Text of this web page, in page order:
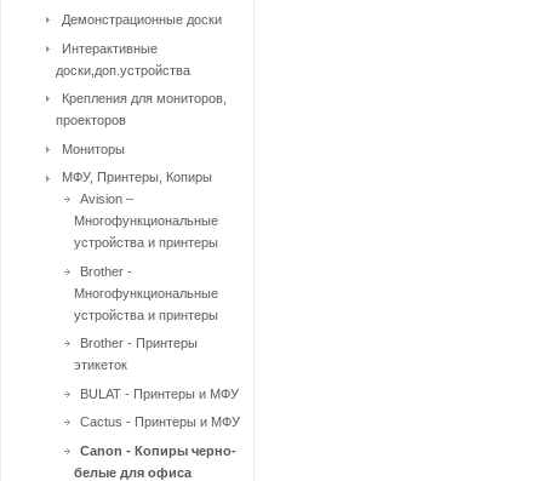
Демонстрационные доски
Интерактивные
доски,доп.устройства
Крепления для мониторов,
проекторов
Мониторы
МФУ, Принтеры, Копиры
Avision –
Многофункциональные
устройства и принтеры
Brother -
Многофункциональные
устройства и принтеры
Brother - Принтеры
этикеток
BULAT - Принтеры и МФУ
Cactus - Принтеры и МФУ
Canon - Копиры черно-
белые для офиса